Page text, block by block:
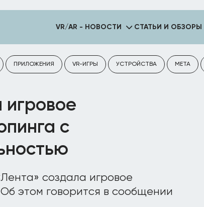
VR/AR - НОВОСТИ СТАТЬИ И ОБЗОРЫ
ПРИЛОЖЕНИЯ VR-ИГРЫ УСТРОЙСТВА META
игровое
с
создала игровое
этом говорится в сообщении